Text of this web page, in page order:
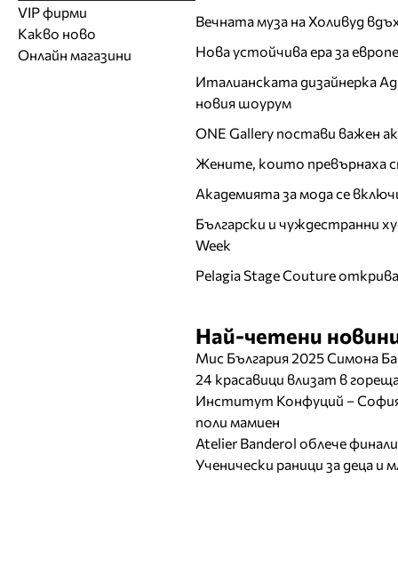
Вечната муза на Холивуд
Нова устойчива ера за
Италианската дизайнерка
новия шоурум
ONE Gallery постави важен
Жените, които превърнаха
Академията за мода се
Български и чуждестранни
Week
Pelagia Stage Couture
Най-четени
Мис България 2025 Симона
24 красавици влизат в
Институт Конфуций –
поли мамиен
Atelier Banderol облече
Ученически раници за деца и
Бански костюми
Модни дизайнери
Бутици
Обувки
Други аксесоари
Солариуми
Фитнес и здраве
Работа на ишлеме
CAD/CAM услуги
Модели
Образователни
Модни списания
Сватбени агенции
Магазини за дрехи
Магазини за обувки
Магазини за aксесоари
VIP фирми
Какво ново
Онлайн магазини